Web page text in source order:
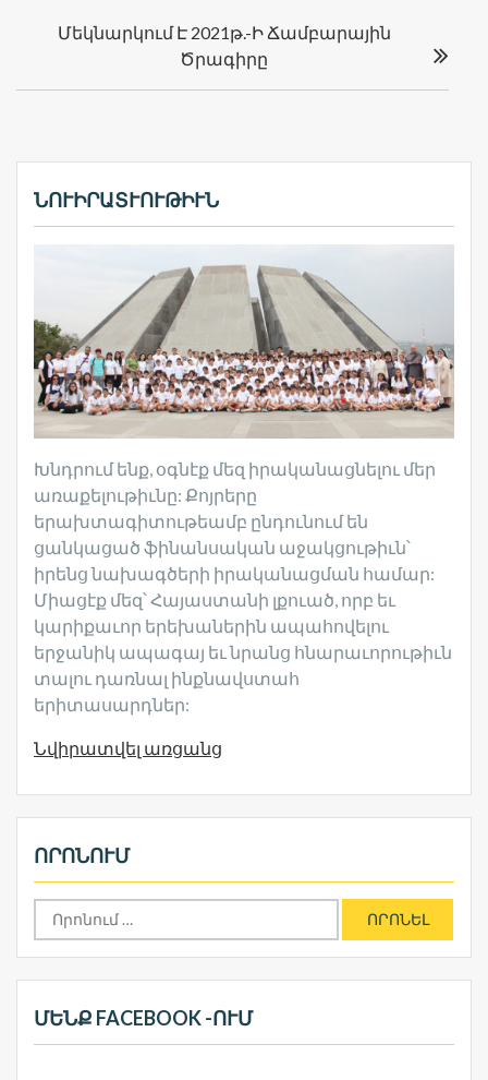
Մեկնարկում Է 2021թ.-Ի Ճամբարային
Ծրագիրը
ՆՈՒԻՐԱՏՒՈՒԹԻՒՆ
Խնդրում ենք, օգնէք մեզ իրականացնելու մեր
առաքելութիւնը: Քոյրերը
երախտագիտութեամբ ընդունում են
ցանկացած ֆինանսական աջակցութիւն՝
իրենց նախագծերի իրականացման համար:
Միացէք մեզ՝ Հայաստանի լքուած, որբ եւ
կարիքաւոր երեխաներին ապահովելու
երջանիկ ապագայ եւ նրանց հնարաւորութիւն
տալու դառնալ ինքնավստահ
երիտասարդներ:
Նվիրատվել առցանց
ՈՐՈՆՈՒՄ
Որոնել՝
ՄԵՆՔ FACEBOOK -ՈՒՄ